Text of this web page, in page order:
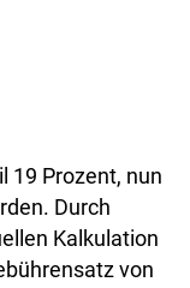
19 Prozent, nun
Durch
Kalkulation
von